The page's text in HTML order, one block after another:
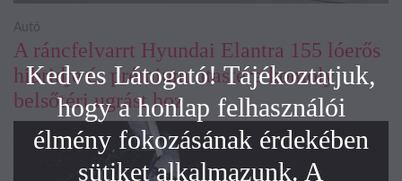
A ráncfelvarrt Hyundai Elantra 155 lóerős
hibridje és prémium utastere komoly
belsőtéri ugrást hoz
Autó
Kedves Látogató! Tájékoztatjuk,
hogy a honlap felhasználói
élmény fokozásának érdekében
sütiket alkalmazunk. A